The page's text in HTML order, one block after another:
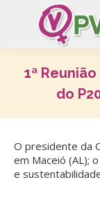
1ª
do
O presidente da
em Maceió (AL);
e